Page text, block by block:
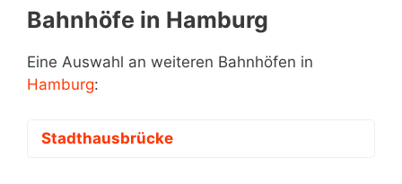
Bahnhöfe in Hamburg
Eine Auswahl an weiteren Bahnhöfen in
Hamburg:
Stadthausbrücke